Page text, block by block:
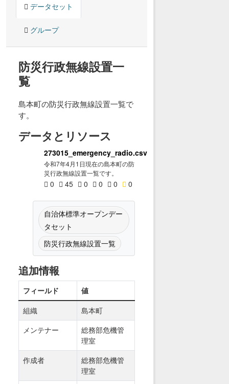
データセット
グループ
防災行政無線設置一
覧
島本町の防災行政無線設置一覧で
す。
データとリソース
273015_emergency_radio.csv
令和7年4月1日現在の島本町の防
災行政無線設置一覧です。
0 45 0 0 0 0
自治体標準オープンデー
タセット
防災行政無線設置一覧
追加情報
フィールド
値
組織
島本町
メンテナー
総務部危機管
理室
作成者
総務部危機管
理室